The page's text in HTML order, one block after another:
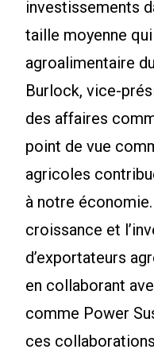
investissements
taille moyenne
agroalimentaire
Burlock, vice-
des affaires
point de vue
agricoles
à notre
croissance et
d’exportateurs
en collaborant
comme Power
ces